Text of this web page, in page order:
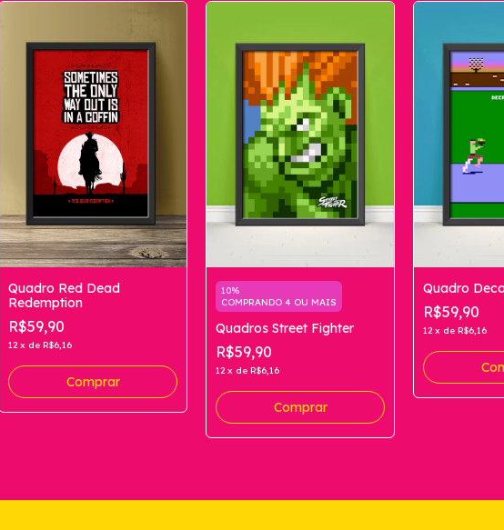
Quadro Red Dead
Redemption
R$59,90
12 x de R$6,16
Comprar
10%
COMPRANDO 4 OU MAIS
Quadros Street Fighter
R$59,90
12 x de R$6,16
Comprar
Quadro
R$59,90
12 x de R$6,16